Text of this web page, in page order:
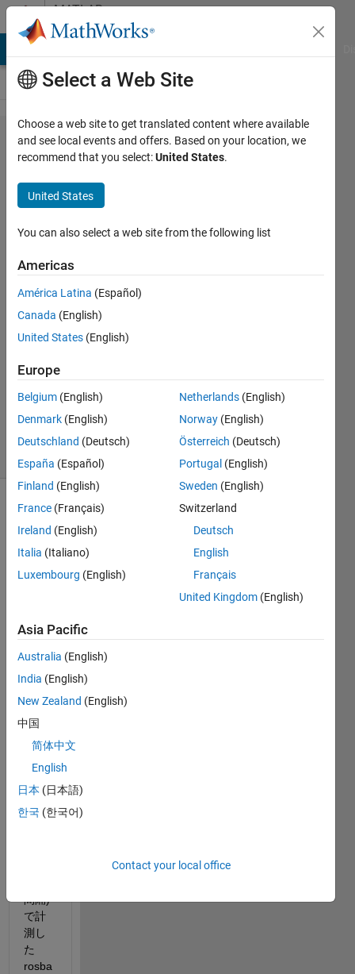
Skip to contentMATLAB
Answers
rosbag
ファイ
ルの結
合につ
いて
Yusuke
Okimura
17 Jun
2019
Answer
Updated
17 Jun 2019
4 Views
(30 days)
tics
Syste
m
Toolb
用者
で
す。
ROS
環境
にて
一定
間隔)
で計
測し
た
rosba
Select a Web Site
Choose a web site to get translated content where available
and see local events and offers. Based on your location, we
recommend that you select:United States.
United States
You can also select a web site from the following list
Americas
América Latina (Español)
Canada (English)
United States (English)
Europe
Belgium (English)
Denmark (English)
Deutschland (Deutsch)
España (Español)
Finland (English)
France (Français)
Ireland (English)
Italia (Italiano)
Luxembourg (English)
Netherlands (English)
Norway (English)
Österreich (Deutsch)
Portugal (English)
Sweden (English)
Switzerland
Deutsch
English
Français
United Kingdom (English)
Asia Pacific
Australia (English)
India (English)
New Zealand (English)
中国
简体中文
English
日本 (日本語)
한국 (한국어)
Contact your local office